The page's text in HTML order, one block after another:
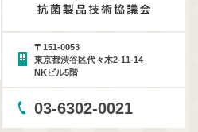
〒151-0053
東京都渋谷区代々木2-11-14
NKビル5階
03-6302-0021